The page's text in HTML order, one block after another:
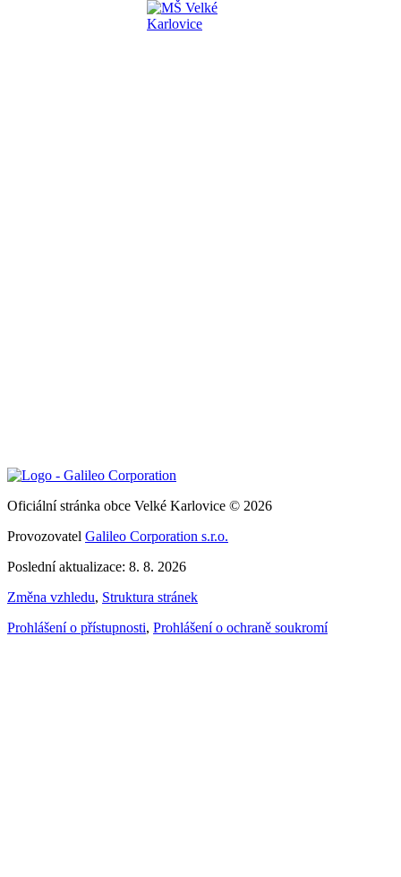
Oficiální stránka obce Velké Karlovice © 2026
Provozovatel Galileo Corporation s.r.o.
Poslední aktualizace: 8. 8. 2026
Změna vzhledu, Struktura stránek
Prohlášení o přístupnosti, Prohlášení o ochraně soukromí